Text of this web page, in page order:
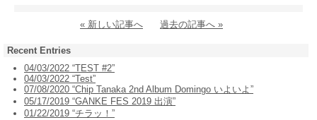
« 新しい記事へ 過去の記事へ »
Recent Entries
04/03/2022 “TEST #2”
04/03/2022 “Test”
07/08/2020 “Chip Tanaka 2nd Album Domingo いよいよ”
05/17/2019 “GANKE FES 2019 出演”
01/22/2019 “チラッ！”